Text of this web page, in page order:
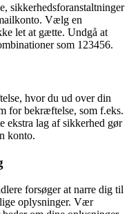
sikkerhedsforanstaltninger
Vælg en
let at gætte. Undgå at
som 123456.
hvor du ud over din
for bekræftelse, som f.eks.
ekstra lag af sikkerhed gør
konto.
forsøger at narre dig til
oplysninger. Vær